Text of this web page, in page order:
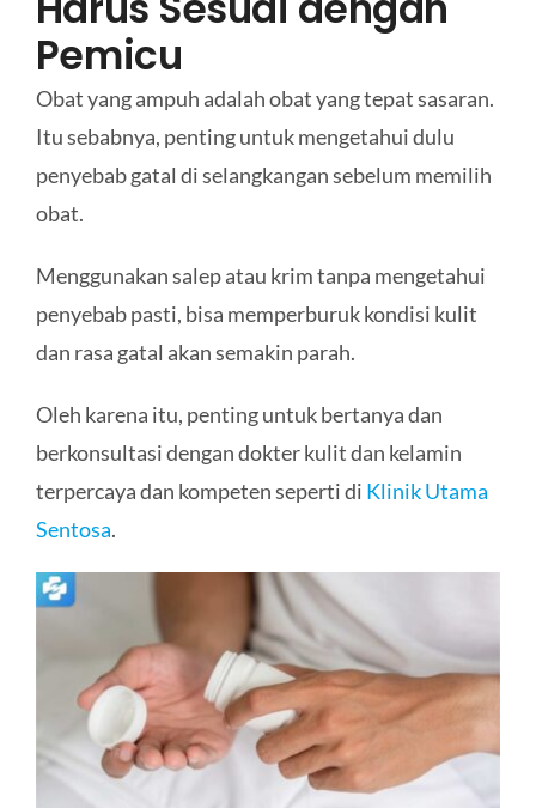
Pemicu
Obat yang ampuh adalah obat yang tepat sasaran.
Itu sebabnya, penting untuk mengetahui dulu
penyebab gatal di selangkangan sebelum memilih
obat.
Menggunakan salep atau krim tanpa mengetahui
penyebab pasti, bisa memperburuk kondisi kulit
dan rasa gatal akan semakin parah.
Oleh karena itu, penting untuk bertanya dan
berkonsultasi dengan dokter kulit dan kelamin
terpercaya dan kompeten seperti di Klinik Utama
Sentosa.